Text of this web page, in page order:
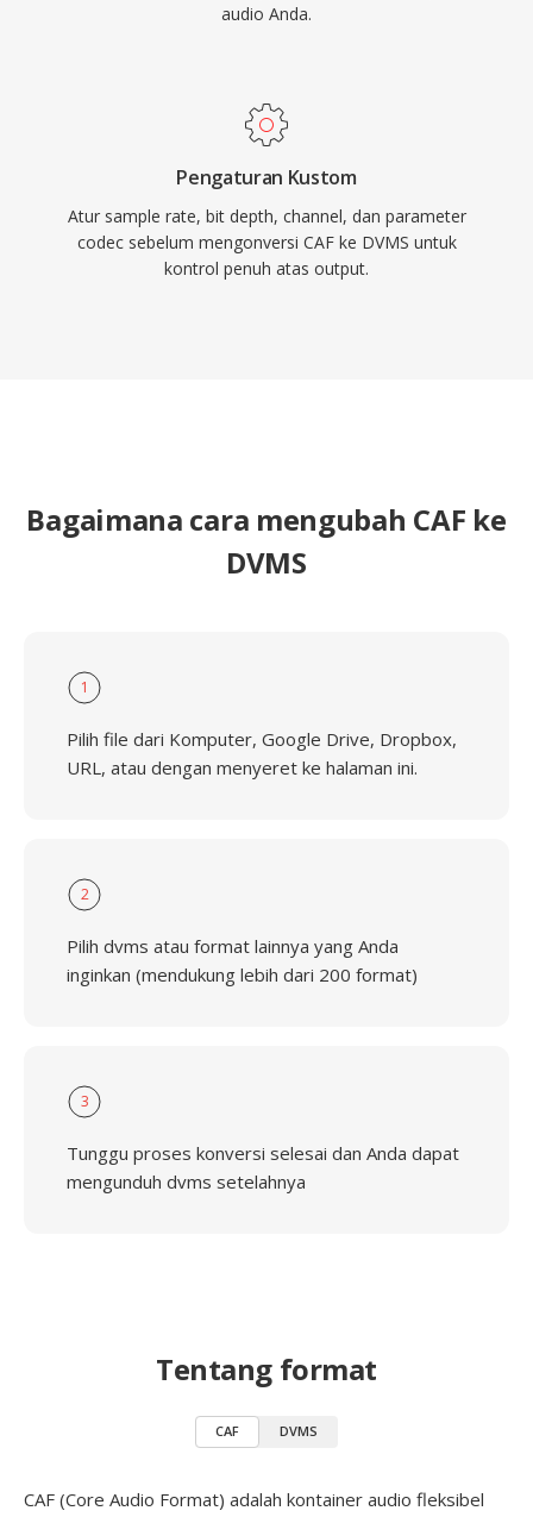
audio Anda.
Pengaturan Kustom
Atur sample rate, bit depth, channel, dan parameter
codec sebelum mengonversi CAF ke DVMS untuk
kontrol penuh atas output.
Bagaimana cara mengubah CAF ke
DVMS
1
Pilih file dari Komputer, Google Drive, Dropbox,
URL, atau dengan menyeret ke halaman ini.
2
Pilih dvms atau format lainnya yang Anda
inginkan (mendukung lebih dari 200 format)
3
Tunggu proses konversi selesai dan Anda dapat
mengunduh dvms setelahnya
Tentang format
CAF DVMS
CAF (Core Audio Format) adalah kontainer audio fleksibel